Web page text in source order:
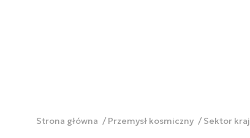
Strona główna Przemysł kosmiczny Sektor